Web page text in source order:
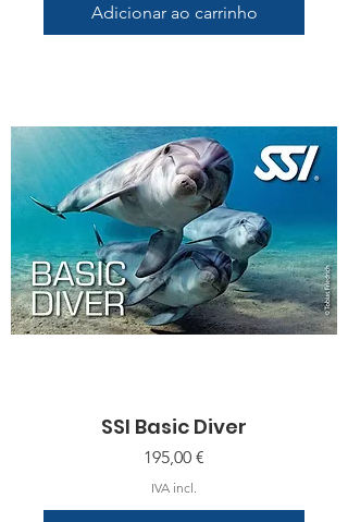
Adicionar ao carrinho
SSI Basic Diver
Preço
195,00 €
IVA incl.